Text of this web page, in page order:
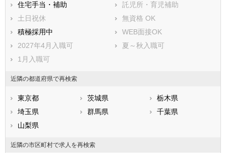
住宅手当・補助
託児所・育児補助
土日祝休
無資格 OK
積極採用中
WEB面接OK
2027年4月入職可
夏～秋入職可
1月入職可
近隣の都道府県で再検索
東京都 茨城県
栃木県
埼玉県
群馬県
千葉県
山梨県
近隣の市区町村で求人を再検索